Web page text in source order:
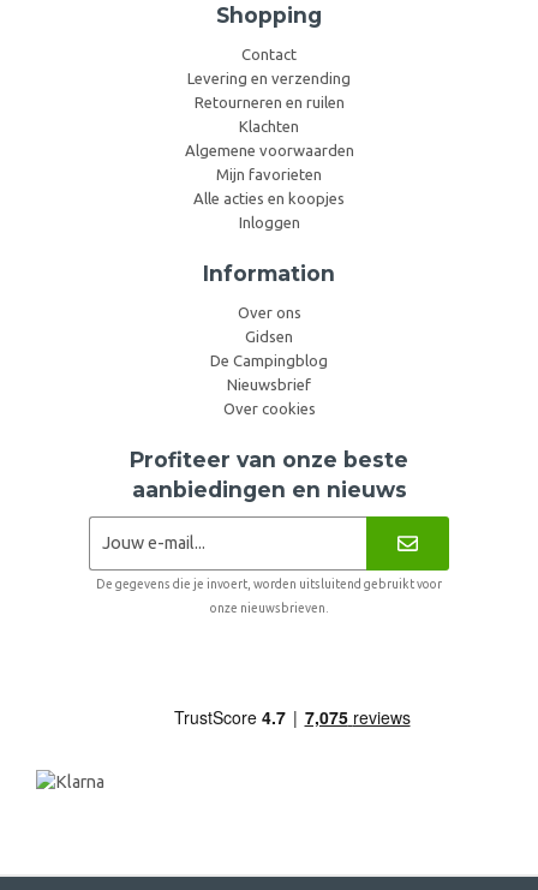
Shopping
Contact
Levering en verzending
Retourneren en ruilen
Klachten
Algemene voorwaarden
Mijn favorieten
Alle acties en koopjes
Inloggen
Information
Over ons
Gidsen
De Campingblog
Nieuwsbrief
Over cookies
Profiteer van onze beste
aanbiedingen en nieuws
De gegevens die je invoert, worden uitsluitend gebruikt voor
onze nieuwsbrieven.